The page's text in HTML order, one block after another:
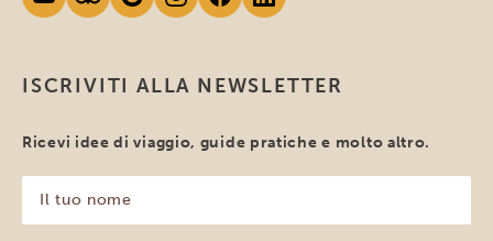
ISCRIVITI ALLA NEWSLETTER
Ricevi idee di viaggio, guide pratiche e molto altro.
tuo
nome